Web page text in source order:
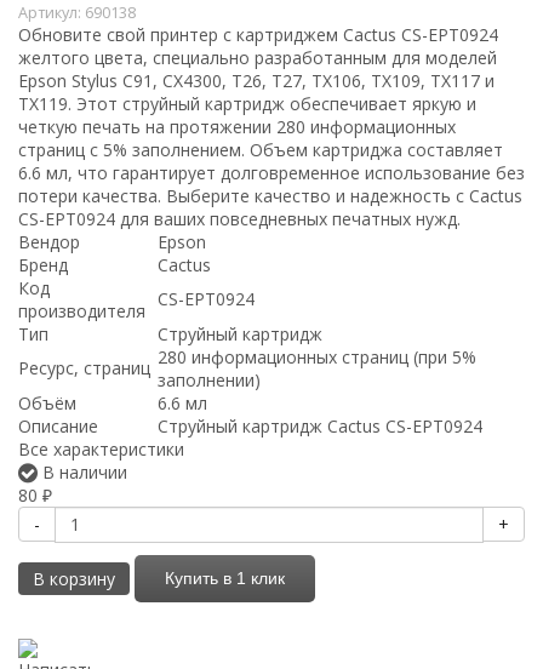
Артикул: 690138
Обновите свой принтер с картриджем Cactus CS-EPT0924
желтого цвета, специально разработанным для моделей
Epson Stylus C91, CX4300, T26, T27, TX106, TX109, TX117 и
TX119. Этот струйный картридж обеспечивает яркую и
четкую печать на протяжении 280 информационных
страниц с 5% заполнением. Объем картриджа составляет
6.6 мл, что гарантирует долговременное использование без
потери качества. Выберите качество и надежность с Cactus
CS-EPT0924 для ваших повседневных печатных нужд.
Вендор
Epson
Бренд
Cactus
Код
производителя
CS-EPT0924
Тип
Струйный картридж
Ресурс, страниц 280 информационных страниц (при 5%
заполнении)
Объём
6.6 мл
Описание
Струйный картридж Cactus CS-EPT0924
Все характеристики
В наличии
80 ₽
- +
В корзину Купить в 1 клик